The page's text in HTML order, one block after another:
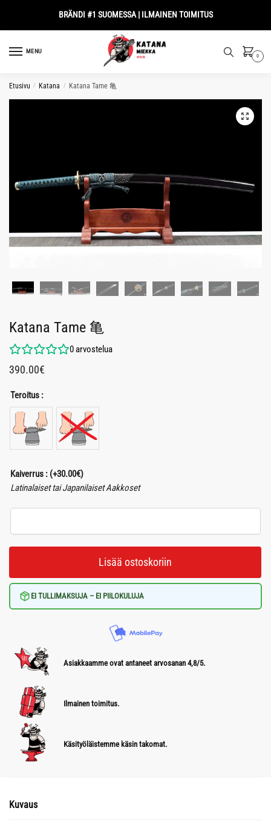
BRÄNDI #1 SUOMESSA | ILMAINEN TOIMITUS
MENU
0
Etusivu / Katana / Katana Tame 亀
Katana Tame 亀
0arvostelua
390.00€
Teroitus :
Kaiverrus : (+30.00€)
Latinalaiset tai Japanilaiset Aakkoset
Lisää ostoskoriin
EI TULLIMAKSUJA – EI PIILOKULUJA
Asiakkaamme ovat antaneet arvosanan 4,8/5.
Ilmainen toimitus.
Käsityöläistemme käsin takomat.
Kuvaus